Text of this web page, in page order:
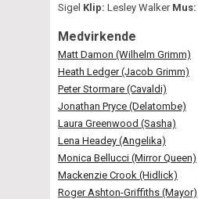
Sigel Klip: Lesley Walker Mus:
Medvirkende
Matt Damon (Wilhelm Grimm)
Heath Ledger (Jacob Grimm)
Peter Stormare (Cavaldi)
Jonathan Pryce (Delatombe)
Laura Greenwood (Sasha)
Lena Headey (Angelika)
Monica Bellucci (Mirror Queen)
Mackenzie Crook (Hidlick)
Roger Ashton-Griffiths (Mayor)